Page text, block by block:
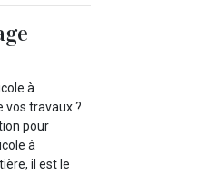
à
vos travaux ?
pour
à
il est le